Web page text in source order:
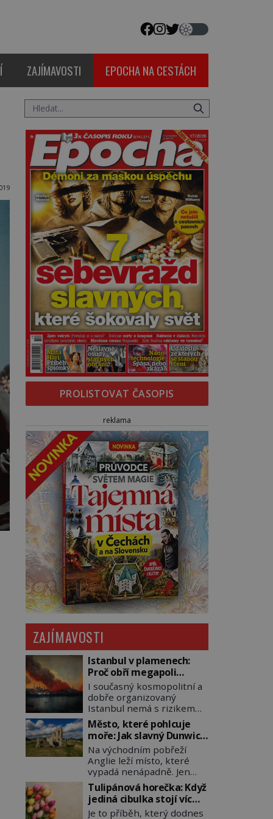
ZAJÍMAVOSTI EPOCHA NA CESTÁCH
PROLISTOVAT ČASOPIS
reklama
ZAJÍMAVOSTI
Istanbul v plamenech:
Proč obří megapoli
ohrožují měsíce
smaženého lilku?
I současný kosmopolitní a
dobře organizovaný
Istanbul nemá s rizikem
požárů nikdy vyhráno. Jen
těžko si tak člověk dokáže
představit, jaká požární
rizika skrýval Istanbul časů
minulých. Jak čelilo město v
minulosti potenciální
ohnivé katastrofě a proč
jsou zde stále tolik
obávány měsíce
Město, které pohlcuje
moře: Jak slavný Dunwich
mizí pod hladinou
Na východním pobřeží
Anglie leží místo, které
vypadá nenápadně. Jen
málokdo by dnes hádal, že
právě zde kdysi stojí jeden
z nejvýznamnějších
anglických přístavů.
Tulipánová horečka: Když
jediná cibulka stojí víc
než honosný dům
Je to příběh, který dodnes